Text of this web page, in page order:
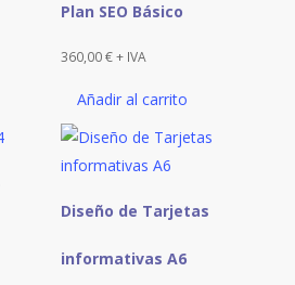
Añadir al carrito
Plan SEO Básico
360,00€+ IVA
Diseño de Tarjetas
informativas A6